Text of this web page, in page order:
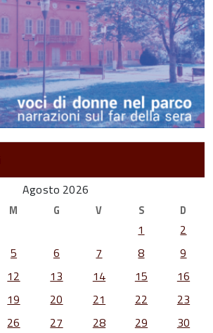
Agosto 2026
M G V S D
1
2
5 6 7 8
9
12 13 14 15
16
19 20 21 22
23
26 27 28 29
30